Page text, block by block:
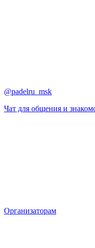
@padelru_msk
Чат для общения и
Организаторам